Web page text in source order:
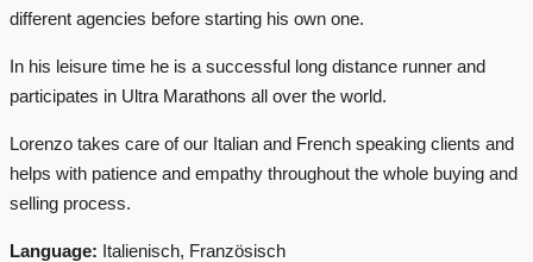
different agencies before starting his own one.
In his leisure time he is a successful long distance runner and
participates in Ultra Marathons all over the world.
Lorenzo takes care of our Italian and French speaking clients and
helps with patience and empathy throughout the whole buying and
selling process.
Language: Italienisch, Französisch